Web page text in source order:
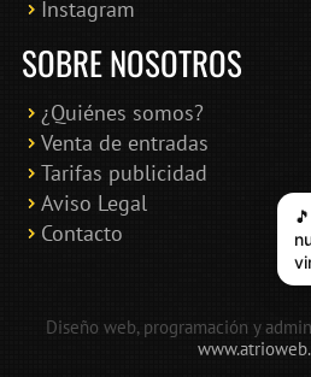
Instagram
SOBRE NOSOTROS
¿Quiénes somos?
Venta de entradas
Tarifas publicidad
Aviso Legal
Contacto
Diseño web, programación y